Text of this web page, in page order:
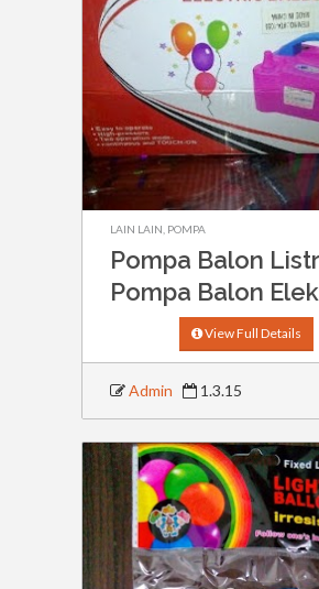
LAIN LAIN POMPA
Pompa Balon
Pompa Balon
View Full Details
Admin 1.3.15